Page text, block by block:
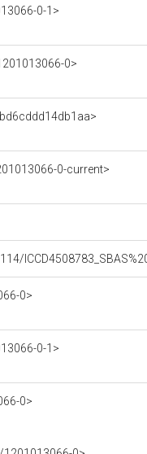
0-1>
0>
0-current>
0>
0-1>
0>